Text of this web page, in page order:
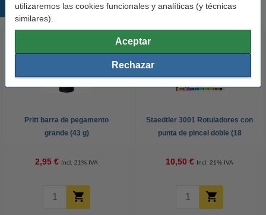
utilizaremos las cookies funcionales y analíticas (y técnicas
similares).
Aceptar
Rechazar
Productos destacados
Pritt barra de pegamento
grande (43 g)
2,95 € Incl. 21% IVA
Staedtler 3001 Rotuladores con
punta de pincel doble (18
10,50 € Incl. 21% IVA